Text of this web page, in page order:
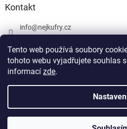
Tento web používá soubory
tohoto webu vyjadřujete souhlas
informací zde.
Kontakt
info@nejkufry.cz
Facebook
Vytvořil